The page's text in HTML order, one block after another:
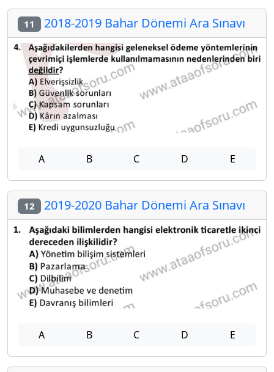
11 2018-2019 Bahar Dönemi Ara Sınavı
A B C D E
12 2019-2020 Bahar Dönemi Ara Sınavı
A B C D E